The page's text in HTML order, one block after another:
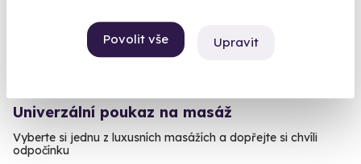
Povolit vše Upravit
Univerzální poukaz na masáž
Vyberte si jednu z luxusních masážích a dopřejte si chvíli
odpočínku